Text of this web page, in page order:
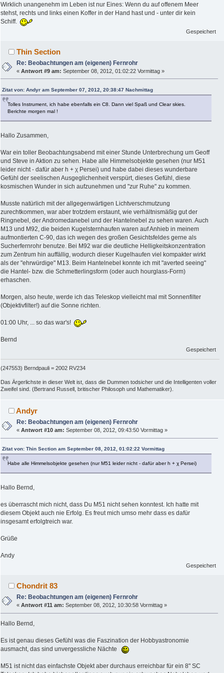
Wirklich unangenehm im Leben ist nur Eines: Wenn du auf offenem Meer
stehst, rechts und links einen Koffer in der Hand hast und - unter dir kein
Schiff.
Gespeichert
Thin Section
Re: Beobachtungen am (eigenen) Fernrohr
«Antwort #9 am: September 08, 2012, 01:02:22 Vormittag »
Zitat von: Andyr am September 07, 2012, 20:38:47 Nachmittag
Tolles Instrument, ich habe ebenfalls ein C8. Dann viel Spaß und Clear skies.
Berichte morgen mal !
Hallo Zusammen,
War ein toller Beobachtungsabend mit einer Stunde Unterbrechung um Geoff
und Steve in Aktion zu sehen. Habe alle Himmelsobjekte gesehen (nur M51
leider nicht - dafür aber h + χ Persei) und habe dabei dieses wunderbare
Gefühl der seelischen Ausgeglichenheit verspürt, dieses Gefühl, diese
kosmischen Wunder in sich aufzunehmen und "zur Ruhe" zu kommen.
Musste natürlich mit der allgegenwärtigen Lichtverschmutzung
zurechtkommen, war aber trotzdem erstaunt, wie verhältnismäßig gut der
Ringnebel, der Andromedanebel und der Hantelnebel zu sehen waren. Auch
M13 und M92, die beiden Kugelsternhaufen waren auf Anhieb in meinem
aufmontierten C-90, das ich wegen des großen Gesichtsfeldes gerne als
Sucherfernrohr benutze. Bei M92 war die deutliche Helligkeitskonzentration
zum Zentrum hin auffällig, wodurch dieser Kugelhaufen viel kompakter wirkt
als der "ehrwürdige" M13. Beim Hantelnebel konnte ich mit "averted seeing"
die Hantel- bzw. die Schmetterlingsform (oder auch hourglass-Form)
erhaschen.
Morgen, also heute, werde ich das Teleskop vielleicht mal mit Sonnenfilter
(Objektivfilter!) auf die Sonne richten.
01:00 Uhr, ... so das war's!
Bernd
Gespeichert
(247553) Berndpauli = 2002 RV234
Das Ärgerlichste in dieser Welt ist, dass die Dummen todsicher und die Intelligenten voller
Zweifel sind. (Bertrand Russell, britischer Philosoph und Mathematiker).
Andyr
Re: Beobachtungen am (eigenen) Fernrohr
«Antwort #10 am: September 08, 2012, 09:43:50 Vormittag »
Zitat von: Thin Section am September 08, 2012, 01:02:22 Vormittag
Habe alle Himmelsobjekte gesehen (nur M51 leider nicht - dafür aber h + χ Persei)
Hallo Bernd,
es überrascht mich nicht, dass Du M51 nicht sehen konntest. Ich hatte mit
diesem Objekt auch nie Erfolg. Es freut mich umso mehr dass es dafür
insgesamt erfolgtreich war.
Grüße
Andy
Gespeichert
Chondrit 83
Re: Beobachtungen am (eigenen) Fernrohr
«Antwort #11 am: September 08, 2012, 10:30:58 Vormittag »
Hallo Bernd,
Es ist genau dieses Gefühl was die Faszination der Hobbyastronomie
ausmacht, das sind unvergessliche Nächte
M51 ist nicht das einfachste Objekt aber durchaus erreichbar für ein 8" SC